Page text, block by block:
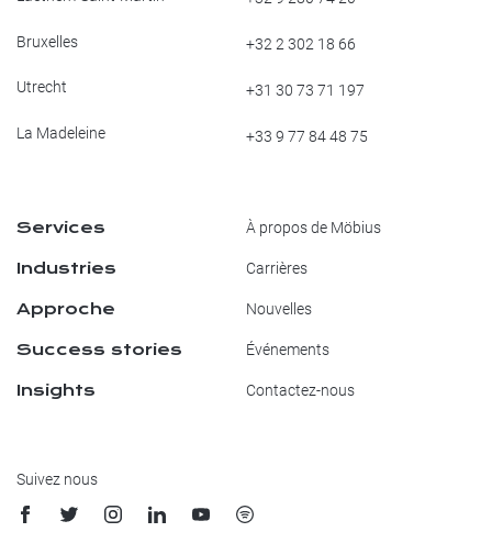
Bruxelles +32 2 302 18 66
Utrecht +31 30 73 71 197
La Madeleine +33 9 77 84 48 75
Services
Industries
Approche
Success stories
Insights
À propos de Möbius
Carrières
Nouvelles
Événements
Contactez-nous
Suivez nous